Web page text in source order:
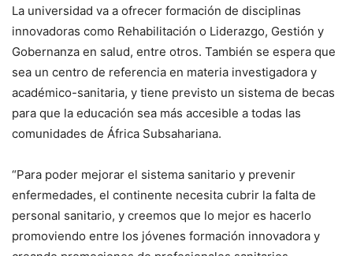
La universidad va a ofrecer formación de disciplinas
innovadoras como Rehabilitación o Liderazgo, Gestión y
Gobernanza en salud, entre otros. También se espera que
sea un centro de referencia en materia investigadora y
académico-sanitaria, y tiene previsto un sistema de becas
para que la educación sea más accesible a todas las
comunidades de África Subsahariana.
“Para poder mejorar el sistema sanitario y prevenir
enfermedades, el continente necesita cubrir la falta de
personal sanitario, y creemos que lo mejor es hacerlo
promoviendo entre los jóvenes formación innovadora y